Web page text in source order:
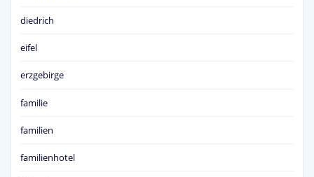
diedrich
eifel
erzgebirge
familie
familien
familienhotel